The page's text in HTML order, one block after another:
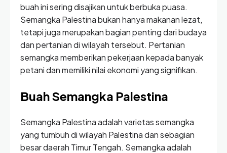
buah ini sering disajikan untuk berbuka puasa.
Semangka Palestina bukan hanya makanan lezat,
tetapi juga merupakan bagian penting dari budaya
dan pertanian di wilayah tersebut. Pertanian
semangka memberikan pekerjaan kepada banyak
petani dan memiliki nilai ekonomi yang signifikan.
Buah Semangka Palestina
Semangka Palestina adalah varietas semangka
yang tumbuh di wilayah Palestina dan sebagian
besar daerah Timur Tengah. Semangka adalah